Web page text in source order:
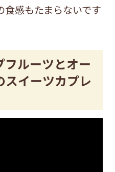
食感もたまらないです
フルーツとオー
スイーツカプレ